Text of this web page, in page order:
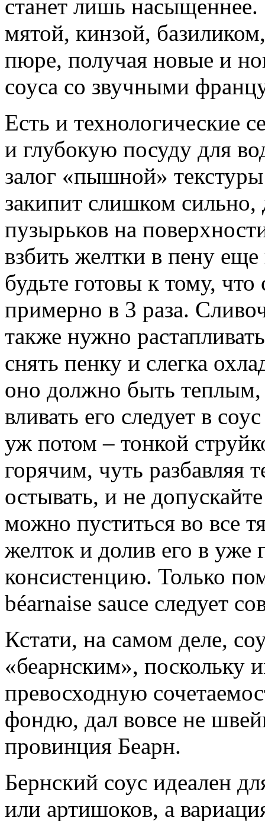
станет лишь
мятой, кинзой,
пюре, получая новые и
соуса со звучными
Есть и технологические
и глубокую посуду для
залог «пышной»
закипит слишком
пузырьков на
взбить желтки в пену
будьте готовы к тому,
примерно в 3 раза.
также нужно
снять пенку и слегка
оно должно быть
вливать его следует в
уж потом – тонкой
горячим, чуть разбавляя
остывать, и не
можно пуститься во все
желток и долив его в уже
консистенцию. Только
béarnaise sauce следует
Кстати, на самом деле,
«беарнским», поскольку
превосходную
фондю, дал вовсе не
провинция Беарн.
Бернский соус идеален
или артишоков, а